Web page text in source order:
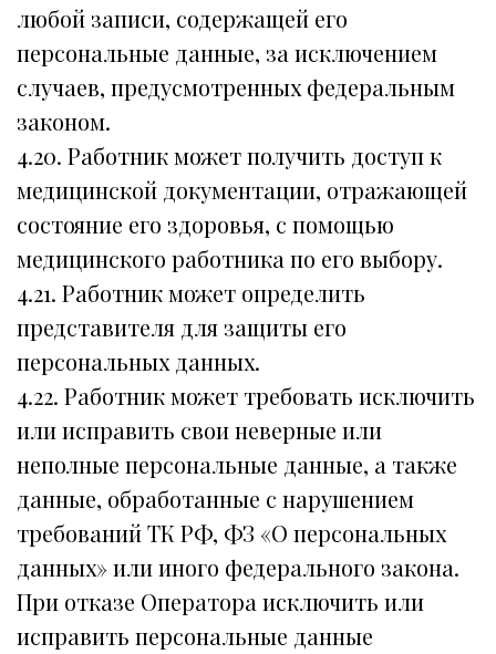
любой записи, содержащей его
персональные данные, за исключением
случаев, предусмотренных федеральным
законом.
4.20. Работник может получить доступ к
медицинской документации, отражающей
состояние его здоровья, с помощью
медицинского работника по его выбору.
4.21. Работник может определить
представителя для защиты его
персональных данных.
4.22. Работник может требовать исключить
или исправить свои неверные или
неполные персональные данные, а также
данные, обработанные с нарушением
требований ТК РФ, ФЗ «О персональных
данных» или иного федерального закона.
При отказе Оператора исключить или
исправить персональные данные